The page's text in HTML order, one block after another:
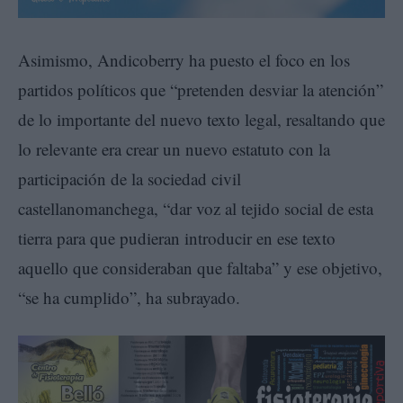
Asimismo, Andicoberry ha puesto el foco en los
partidos políticos que “pretenden desviar la atención”
de lo importante del nuevo texto legal, resaltando que
lo relevante era crear un nuevo estatuto con la
participación de la sociedad civil
castellanomanchega, “dar voz al tejido social de esta
tierra para que pudieran introducir en ese texto
aquello que consideraban que faltaba” y ese objetivo,
“se ha cumplido”, ha subrayado.